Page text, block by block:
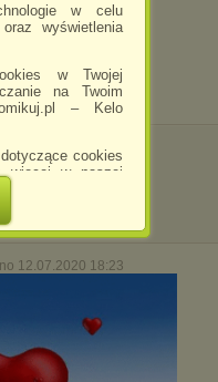
w celu
wyświetlenia
w Twojej
na Twoim
– Kelo
cookies
więcej w naszej
może
cookies niestety
Partnerów
działań
Ci reklama nie
20.01.2012 19:02
19:31
12.07.2020 18:23